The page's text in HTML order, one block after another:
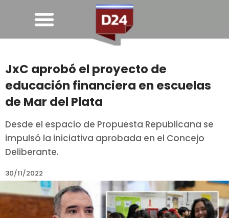
JxC aprobó el proyecto de
educación financiera en escuelas
de Mar del Plata
Desde el espacio de Propuesta Republicana se
impulsó la iniciativa aprobada en el Concejo
Deliberante.
30/11/2022